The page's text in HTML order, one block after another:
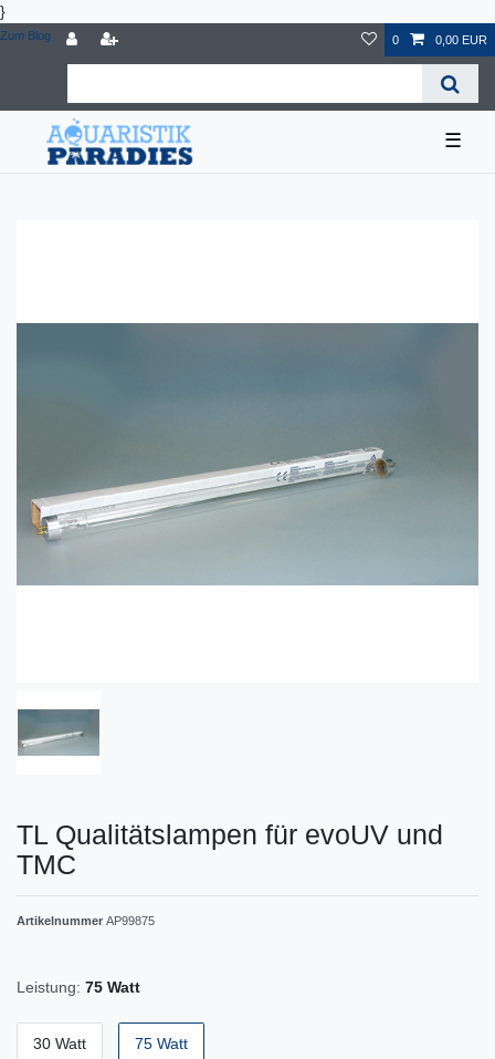
}
Zum Blog 0 0,00 EUR
☰
TL Qualitätslampen für evoUV und
TMC
Artikelnummer AP99875
Leistung: 75 Watt
30 Watt 75 Watt